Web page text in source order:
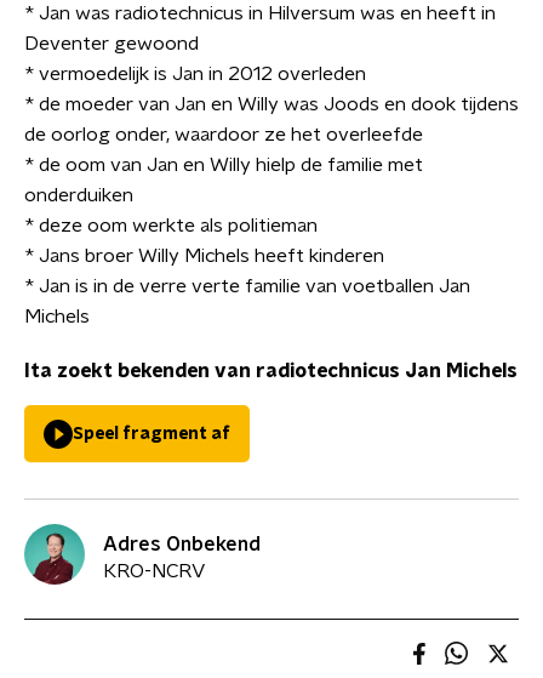
* Jan was radiotechnicus in Hilversum was en heeft in
Deventer gewoond
* vermoedelijk is Jan in 2012 overleden
* de moeder van Jan en Willy was Joods en dook tijdens
de oorlog onder, waardoor ze het overleefde
* de oom van Jan en Willy hielp de familie met
onderduiken
* deze oom werkte als politieman
* Jans broer Willy Michels heeft kinderen
* Jan is in de verre verte familie van voetballen Jan
Michels
Ita zoekt bekenden van radiotechnicus Jan Michels
Speel fragment af
Adres Onbekend
KRO-NCRV